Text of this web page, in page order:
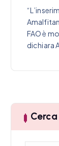
FAO è
dichiara
Cerca